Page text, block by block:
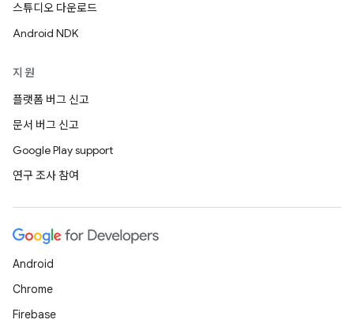
스튜디오 다운로드
Android NDK
지원
플랫폼 버그 신고
문서 버그 신고
Google Play support
연구 조사 참여
Android
Chrome
Firebase